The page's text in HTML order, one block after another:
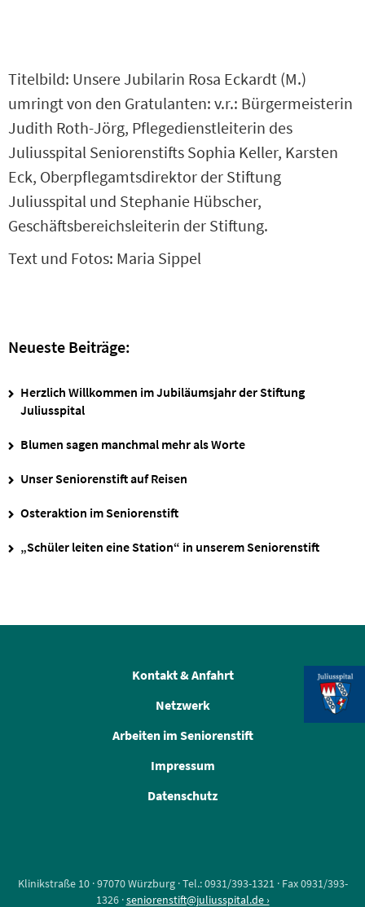
Titelbild: Unsere Jubilarin Rosa Eckardt (M.)
umringt von den Gratulanten: v.r.: Bürgermeisterin
Judith Roth-Jörg, Pflegedienstleiterin des
Juliusspital Seniorenstifts Sophia Keller, Karsten
Eck, Oberpflegamtsdirektor der Stiftung
Juliusspital und Stephanie Hübscher,
Geschäftsbereichsleiterin der Stiftung.
Text und Fotos: Maria Sippel
Neueste Beiträge:
Herzlich Willkommen im Jubiläumsjahr der Stiftung
Juliusspital
Blumen sagen manchmal mehr als Worte
Unser Seniorenstift auf Reisen
Osteraktion im Seniorenstift
„Schüler leiten eine Station“ in unserem Seniorenstift
Kontakt & Anfahrt
Netzwerk
Arbeiten im Seniorenstift
Impressum
Datenschutz
Klinikstraße 10 · 97070 Würzburg · Tel.: 0931/393-1321 · Fax 0931/393-
1326 ·seniorenstift@juliusspital.de ›